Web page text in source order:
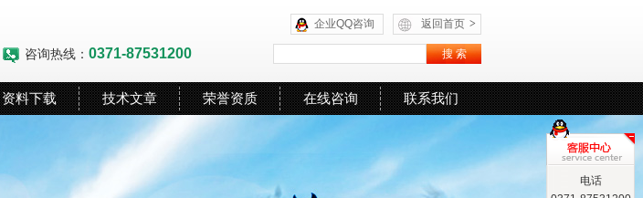
返回首页 >
企业QQ咨询
咨询热线： 0371-87531200
资料下载 技术文章 荣誉资质 在线咨询 联系我们
电话